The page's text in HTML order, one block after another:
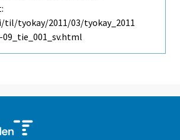
tyokay/2011/03/tyokay_2011
09_tie_001_sv.html